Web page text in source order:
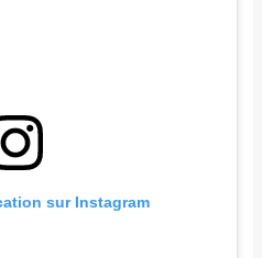
sur Instagram